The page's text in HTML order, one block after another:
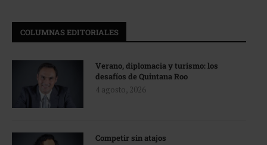
COLUMNAS EDITORIALES
Verano, diplomacia y turismo: los
desafíos de Quintana Roo
4 agosto, 2026
Competir sin atajos